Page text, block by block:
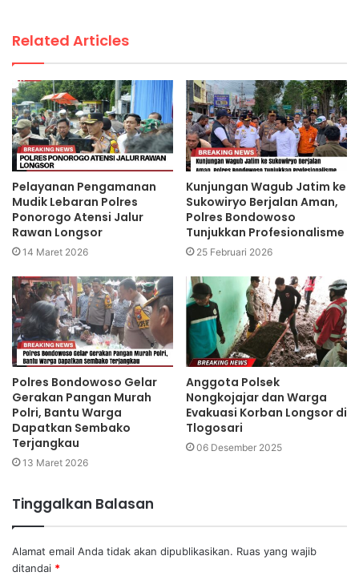
Related Articles
Pelayanan Pengamanan
Mudik Lebaran Polres
Ponorogo Atensi Jalur
Rawan Longsor
14 Maret 2026
Kunjungan Wagub Jatim ke
Sukowiryo Berjalan Aman,
Polres Bondowoso
Tunjukkan Profesionalisme
25 Februari 2026
Polres Bondowoso Gelar
Gerakan Pangan Murah
Polri, Bantu Warga
Dapatkan Sembako
Terjangkau
13 Maret 2026
Anggota Polsek
Nongkojajar dan Warga
Evakuasi Korban Longsor di
Tlogosari
06 Desember 2025
Tinggalkan Balasan
Alamat email Anda tidak akan dipublikasikan. Ruas yang wajib
ditandai *